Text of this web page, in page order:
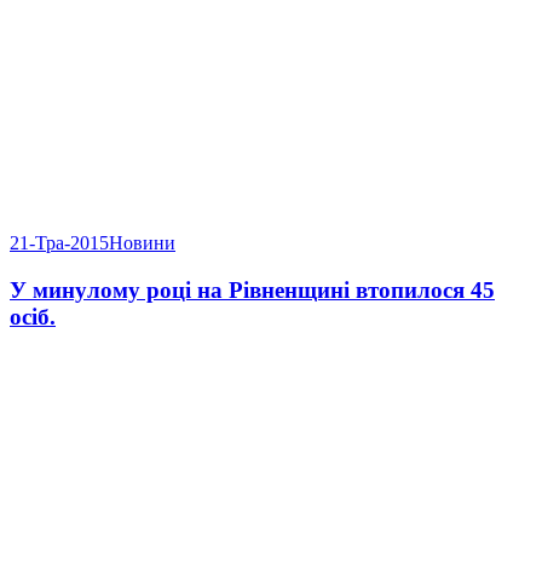
21-Тра-2015Новини
У минулому році на Рівненщині втопилося 45
осіб.